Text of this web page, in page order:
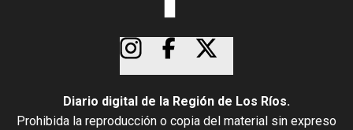
Diario digital de la Región de Los Ríos.
Prohibida la reproducción o copia del material sin expreso